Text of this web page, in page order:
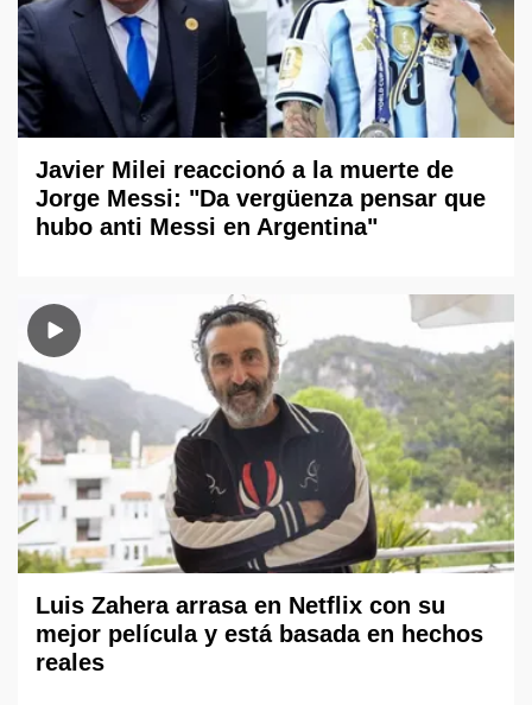
Javier Milei reaccionó a la muerte de
Jorge Messi: "Da vergüenza pensar que
hubo anti Messi en Argentina"
Luis Zahera arrasa en Netflix con su
mejor película y está basada en hechos
reales